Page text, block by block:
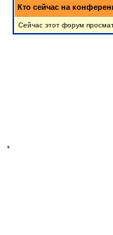
Кто сейчас на
Сейчас этот форум
*